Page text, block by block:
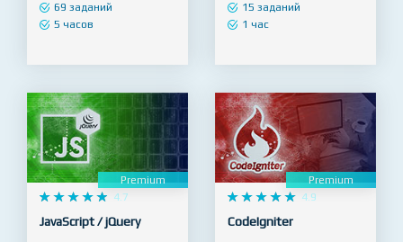
69 заданий
5 часов
15 заданий
1 час
Premium
    
     4.7
JavaScript / jQuery
Premium
    
     4.9
CodeIgniter